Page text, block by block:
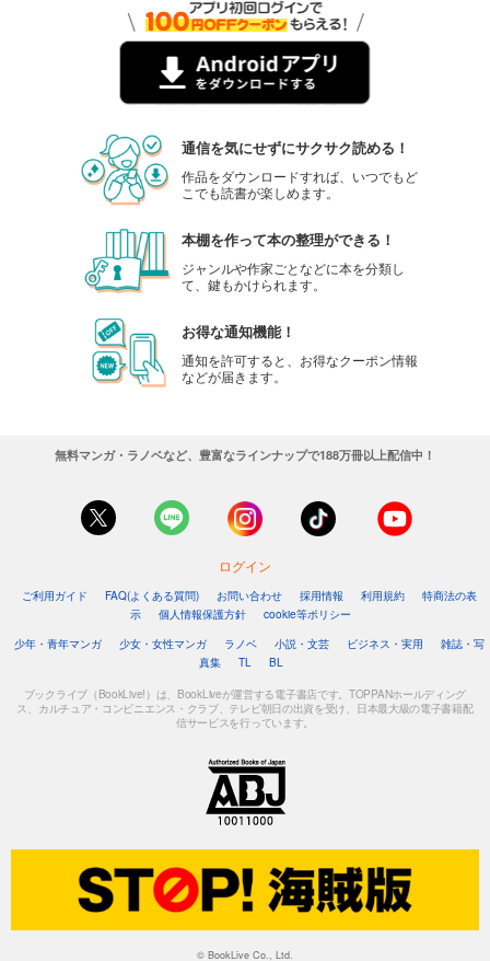
通信を気にせずにサクサク読める！
作品をダウンロードすれば、いつでもど
こでも読書が楽しめます。
本棚を作って本の整理ができる！
ジャンルや作家ごとなどに本を分類し
て、鍵もかけられます。
お得な通知機能！
通知を許可すると、お得なクーポン情報
などが届きます。
無料マンガ・ラノベなど、豊富なラインナップで188万冊以上配信中！
ログイン
ご利用ガイド FAQ(よくある質問) お問い合わせ 採用情報 利用規約
特商法の表
示
個人情報保護方針
cookie等ポリシー
少年・青年マンガ
少女・女性マンガ ラノベ 小説・文芸 ビジネス・実用
雑誌・写
真集
TL BL
ブックライブ（BookLive!）は、BookLiveが運営する電子書店です。TOPPANホールディング
ス、カルチュア・コンビニエンス・クラブ、テレビ朝日の出資を受け、日本最大級の電子書籍配
信サービスを行っています。
© BookLive Co., Ltd.